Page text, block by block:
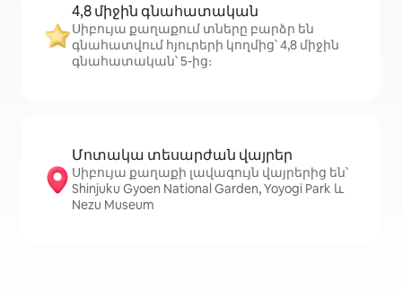
4,8 միջին գնահատական
Սիբույա քաղաքում տները բարձր են
գնահատվում հյուրերի կողմից՝ 4,8 միջին
գնահատական՝ 5-ից։
Մոտակա տեսարժան վայրեր
Սիբույա քաղաքի լավագույն վայրերից են՝
Shinjuku Gyoen National Garden, Yoyogi Park և
Nezu Museum